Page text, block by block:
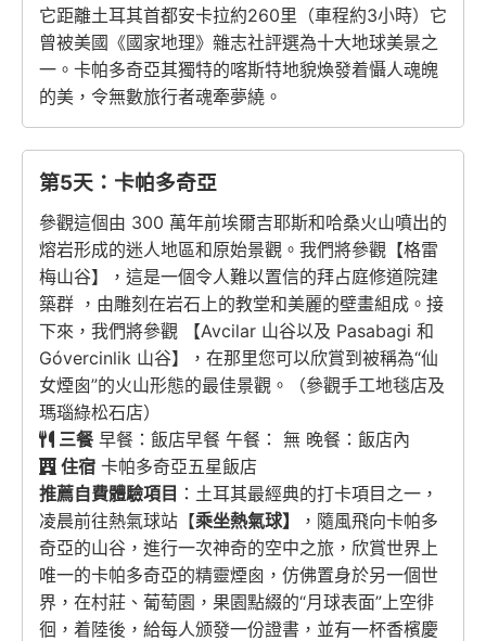
它距離土耳其首都安卡拉約260里（車程約3小時）它
曾被美國《國家地理》雜志社評選為十大地球美景之
一。卡帕多奇亞其獨特的喀斯特地貌煥發着懾人魂魄
的美，令無數旅行者魂牽夢繞。
第5天：卡帕多奇亞
參觀這個由 300 萬年前埃爾吉耶斯和哈桑火山噴出的
熔岩形成的迷人地區和原始景觀。我們將參觀【格雷
梅山谷】，這是一個令人難以置信的拜占庭修道院建
築群 ，由雕刻在岩石上的教堂和美麗的壁畫組成。接
下來，我們將參觀 【Avcilar 山谷以及 Pasabagi 和
Góvercinlik 山谷】，在那里您可以欣賞到被稱為“仙
女煙囪”的火山形態的最佳景觀。（參觀手工地毯店及
瑪瑙綠松石店）
三餐早餐：飯店早餐 午餐： 無 晚餐：飯店內
住宿 卡帕多奇亞五星飯店
推薦自費體驗項目 ：土耳其最經典的打卡項目之一，
凌晨前往熱氣球站【乘坐熱氣球】
，隨風飛向卡帕多
奇亞的山谷，進行一次神奇的空中之旅，欣賞世界上
唯一的卡帕多奇亞的精靈煙囪，仿佛置身於另一個世
界，在村莊、葡萄園，果園點綴的“月球表面”上空徘
徊，着陸後，給每人颁發一份證書，並有一杯香檳慶